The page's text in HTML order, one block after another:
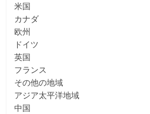
米国
カナダ
欧州
ドイツ
英国
フランス
その他の地域
アジア太平洋地域
中国